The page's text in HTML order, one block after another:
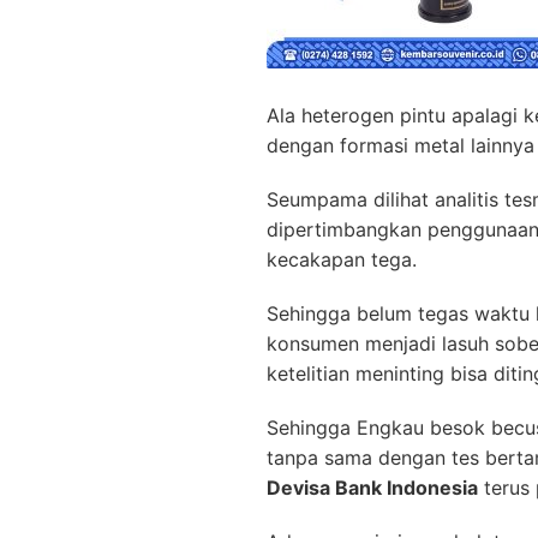
Ala heterogen pintu apalagi
dengan formasi metal
Seumpama dilihat analitis
dipertimbangkan
kecakapan tega.
Sehingga belum tegas
konsumen menjadi lasuh
ketelitian meninting bisa
Sehingga Engkau besok
tanpa sama dengan tes
Devisa Bank Indonesia terus